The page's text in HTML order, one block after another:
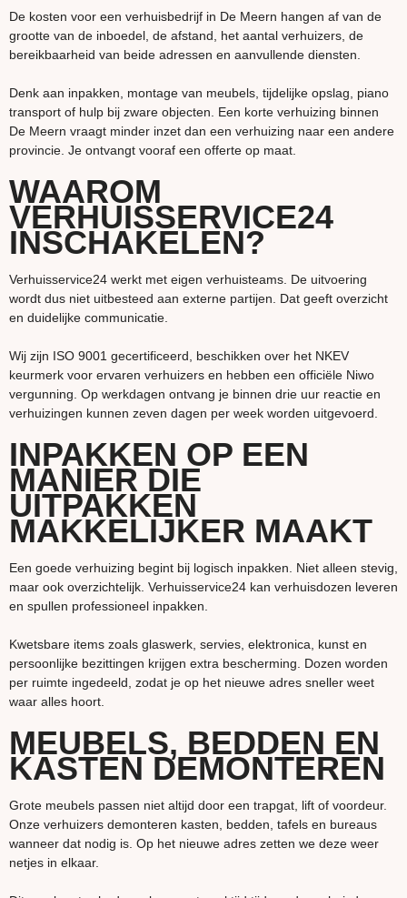
De kosten voor een verhuisbedrijf in De Meern hangen af van de
grootte van de inboedel, de afstand, het aantal verhuizers, de
bereikbaarheid van beide adressen en aanvullende diensten.
Denk aan inpakken, montage van meubels, tijdelijke opslag, piano
transport of hulp bij zware objecten. Een korte verhuizing binnen
De Meern vraagt minder inzet dan een verhuizing naar een andere
provincie. Je ontvangt vooraf een offerte op maat.
WAAROM
VERHUISSERVICE24
INSCHAKELEN?
Verhuisservice24 werkt met eigen verhuisteams. De uitvoering
wordt dus niet uitbesteed aan externe partijen. Dat geeft overzicht
en duidelijke communicatie.
Wij zijn ISO 9001 gecertificeerd, beschikken over het NKEV
keurmerk voor ervaren verhuizers en hebben een officiële Niwo
vergunning. Op werkdagen ontvang je binnen drie uur reactie en
verhuizingen kunnen zeven dagen per week worden uitgevoerd.
INPAKKEN OP EEN
MANIER DIE
UITPAKKEN
MAKKELIJKER MAAKT
Een goede verhuizing begint bij logisch inpakken. Niet alleen stevig,
maar ook overzichtelijk. Verhuisservice24 kan verhuisdozen leveren
en spullen professioneel inpakken.
Kwetsbare items zoals glaswerk, servies, elektronica, kunst en
persoonlijke bezittingen krijgen extra bescherming. Dozen worden
per ruimte ingedeeld, zodat je op het nieuwe adres sneller weet
waar alles hoort.
MEUBELS, BEDDEN EN
KASTEN DEMONTEREN
Grote meubels passen niet altijd door een trapgat, lift of voordeur.
Onze verhuizers demonteren kasten, bedden, tafels en bureaus
wanneer dat nodig is. Op het nieuwe adres zetten we deze weer
netjes in elkaar.